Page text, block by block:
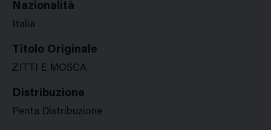
Nazionalità
Italia
Titolo Originale
ZITTI E MOSCA
Distribuzione
Penta Distribuzione